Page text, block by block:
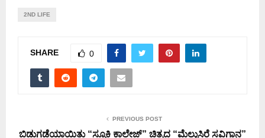
2ND LIFE
SHARE 0
PREVIOUS POST
ಬಿಡುಗಡೆಯಾಯಿತು “ಸ್ಪೂಕಿ ಕಾಲೇಜ್” ಚಿತ್ರದ “ಮೆಲ್ಲುಸಿರೆ ಸವಿಗಾನ”